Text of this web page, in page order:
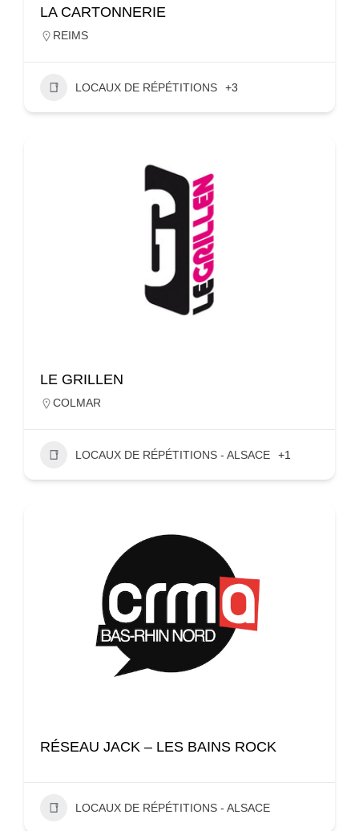
LA CARTONNERIE
REIMS
LOCAUX DE RÉPÉTITIONS +3
LE GRILLEN
COLMAR
LOCAUX DE RÉPÉTITIONS - ALSACE +1
RÉSEAU JACK – LES BAINS ROCK
LOCAUX DE RÉPÉTITIONS - ALSACE